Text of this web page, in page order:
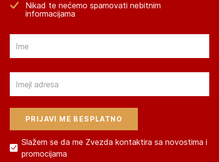
Nikad te nećemo spamovati nebitnim
informacijama
Slažem se da me Zvezda kontaktira sa novostima i
promocijama